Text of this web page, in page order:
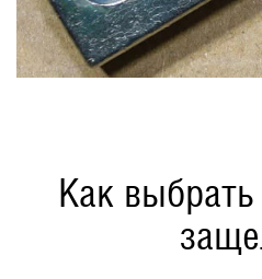
Как